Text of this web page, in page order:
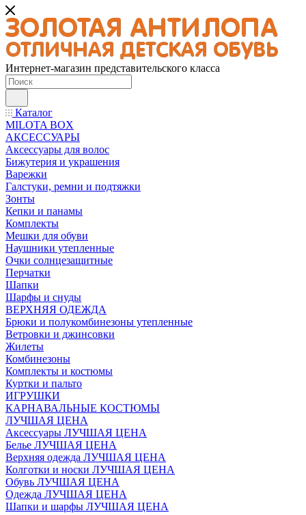
Интернет-магазин представительского класса
Каталог
MILOTA BOX
АКСЕССУАРЫ
Аксессуары для волос
Бижутерия и украшения
Варежки
Галстуки, ремни и подтяжки
Зонты
Кепки и панамы
Комплекты
Мешки для обуви
Наушники утепленные
Очки солнцезащитные
Перчатки
Шапки
Шарфы и снуды
ВЕРХНЯЯ ОДЕЖДА
Брюки и полукомбинезоны утепленные
Ветровки и джинсовки
Жилеты
Комбинезоны
Комплекты и костюмы
Куртки и пальто
ИГРУШКИ
КАРНАВАЛЬНЫЕ КОСТЮМЫ
ЛУЧШАЯ ЦЕНА
Аксессуары ЛУЧШАЯ ЦЕНА
Белье ЛУЧШАЯ ЦЕНА
Верхняя одежда ЛУЧШАЯ ЦЕНА
Колготки и носки ЛУЧШАЯ ЦЕНА
Обувь ЛУЧШАЯ ЦЕНА
Одежда ЛУЧШАЯ ЦЕНА
Шапки и шарфы ЛУЧШАЯ ЦЕНА